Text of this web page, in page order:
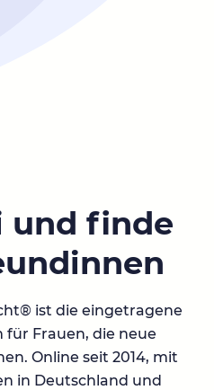
und finde
ist die eingetragene
Frauen, die neue
Online seit 2014, mit
in Deutschland und